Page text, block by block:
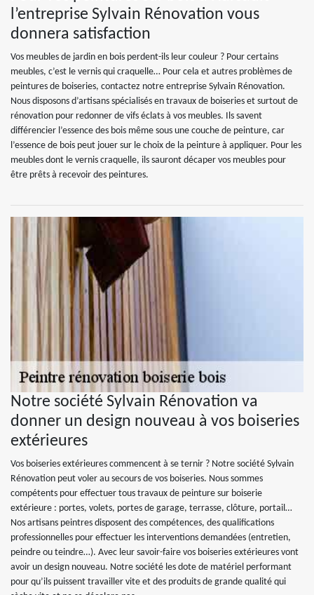
l’entreprise Sylvain Rénovation vous
donnera satisfaction
Vos meubles de jardin en bois perdent-ils leur couleur ? Pour certains
meubles, c’est le vernis qui craquelle… Pour cela et autres problèmes de
peintures de boiseries, contactez notre entreprise Sylvain Rénovation.
Nous disposons d’artisans spécialisés en travaux de boiseries et surtout de
rénovation pour redonner de vifs éclats à vos meubles. Ils savent
différencier l’essence des bois même sous une couche de peinture, car
l’essence de bois peut jouer sur le choix de la peinture à appliquer. Pour les
meubles dont le vernis craquelle, ils sauront décaper vos meubles pour
être prêts à recevoir des peintures.
Notre société Sylvain Rénovation va
donner un design nouveau à vos boiseries
extérieures
Vos boiseries extérieures commencent à se ternir ? Notre société Sylvain
Rénovation peut voler au secours de vos boiseries. Nous sommes
compétents pour effectuer tous travaux de peinture sur boiserie
extérieure : portes, volets, portes de garage, terrasse, clôture, portail…
Nos artisans peintres disposent des compétences, des qualifications
professionnelles pour effectuer les interventions demandées (entretien,
peindre ou teindre…). Avec leur savoir-faire vos boiseries extérieures vont
avoir un design nouveau. Notre société les dote de matériel performant
pour qu’ils puissent travailler vite et des produits de grande qualité qui